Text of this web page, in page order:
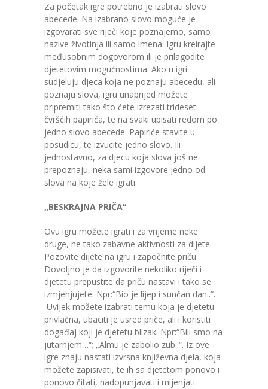
Za početak igre potrebno je izabrati slovo
abecede. Na izabrano slovo moguće je
izgovarati sve riječi koje poznajemo, samo
nazive životinja ili samo imena. Igru kreirajte
međusobnim dogovorom ili je prilagodite
djetetovim mogućnostima. Ako u igri
sudjeluju djeca koja ne poznaju abecedu, ali
poznaju slova, igru unaprijed možete
pripremiti tako što ćete izrezati trideset
čvršćih papirića, te na svaki upisati redom po
jedno slovo abecede. Papiriće stavite u
posudicu, te izvucite jedno slovo. Ili
jednostavno, za djecu koja slova još ne
prepoznaju, neka sami izgovore jedno od
slova na koje žele igrati.
„BESKRAJNA PRIČA“
Ovu igru možete igrati i za vrijeme neke
druge, ne tako zabavne aktivnosti za dijete.
Pozovite dijete na igru i započnite priču.
Dovoljno je da izgovorite nekoliko riječi i
djetetu prepustite da priču nastavi i tako se
izmjenjujete. Npr:“Bio je lijep i sunčan dan..“.
Uvijek možete izabrati temu koja je djetetu
privlačna, ubaciti je usred priče, ali i koristiti
događaj koji je djetetu blizak. Npr:“Bili smo na
jutarnjem…“; „Almu je zabolio zub..“. Iz ove
igre znaju nastati izvrsna književna djela, koja
možete zapisivati, te ih sa djetetom ponovo i
ponovo čitati, nadopunjavati i mijenjati.